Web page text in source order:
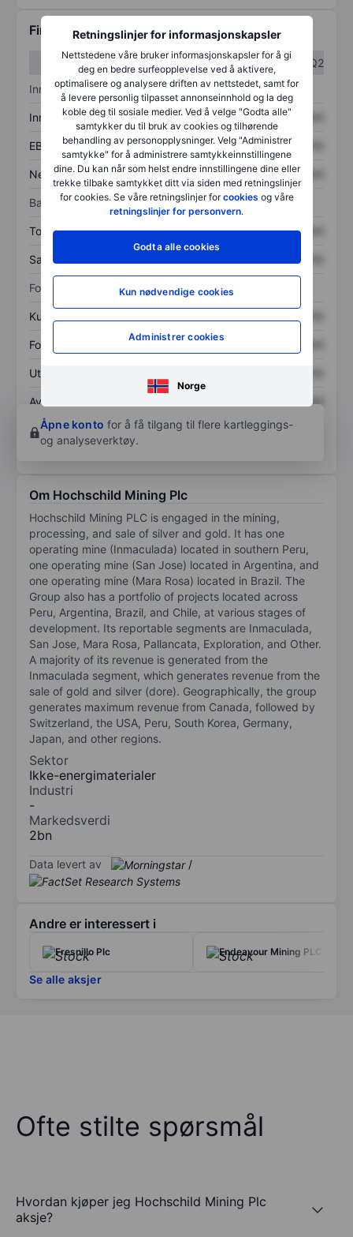
Retningslinjer for informasjonskapsler
Nettstedene våre bruker informasjonskapsler for å gi
deg en bedre surfeopplevelse ved å aktivere,
optimalisere og analysere driften av nettstedet, samt for
å levere personlig tilpasset annonseinnhold og la deg
koble deg til sosiale medier. Ved å velge "Godta alle"
samtykker du til bruk av cookies og tilhørende
behandling av personopplysninger. Velg "Administrer
samtykke" for å administrere samtykkeinnstillingene
dine. Du kan når som helst endre innstillingene dine eller
trekke tilbake samtykket ditt via siden med retningslinjer
for cookies. Se våre retningslinjer forcookies og våre
retningslinjer for personvern.
Godta alle cookies
Kun nødvendige cookies
Administrer cookies
Norge
Finansiell informasjon
Q1
Q2
Inntektsoversikt
Inntekter XXXXXXX XXXXXXX
EBITDA XXXXXXX XXXXXXX
Nettoinntekt XXXXXXX XXXXXXX
Balanse
Totale eiendeler XXXXXXX XXXXXXX
Samlet gjeld XXXXXXX
Forholdstall
Kurs/salg
Fortjeneste per aksje XXXXXXX
Utbytte per aksje
Avkastning på
egenkapital
XXXXXXX
Åpne konto for å få tilgang til flere kartleggings-
og analyseverktøy.
Om Hochschild Mining Plc
Hochschild Mining PLC is engaged in the mining,
processing, and sale of silver and gold. It has one
operating mine (Inmaculada) located in southern Peru,
one operating mine (San Jose) located in Argentina, and
one operating mine (Mara Rosa) located in Brazil. The
Group also has a portfolio of projects located across
Peru, Argentina, Brazil, and Chile, at various stages of
development. Its reportable segments are Inmaculada,
San Jose, Mara Rosa, Pallancata, Exploration, and Other.
A majority of its revenue is generated from the
Inmaculada segment, which generates revenue from the
sale of gold and silver (dore). Geographically, the group
generates maximum revenue from Canada, followed by
Switzerland, the USA, Peru, South Korea, Germany,
Japan, and other regions.
Sektor
Ikke-energimaterialer
Industri
-
Markedsverdi
2bn
Data levert av /
Andre er interessert i
Fresnillo Plc Endeavour Mining PLC
Se alle aksjer
Ofte stilte spørsmål
Hvordan kjøper jeg Hochschild Mining Plc
aksje?